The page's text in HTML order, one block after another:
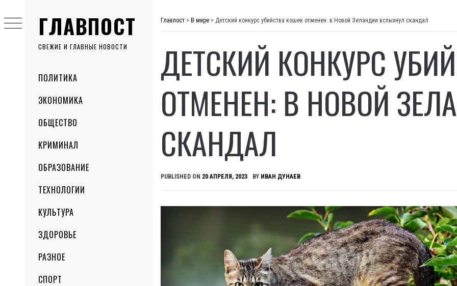
ГЛАВПОСТ
СВЕЖИЕ И ГЛАВНЫЕ НОВОСТИ
MenuПОЛИТИКА
ЭКОНОМИКА
ОБЩЕСТВО
КРИМИНАЛ
ОБРАЗОВАНИЕ
ТЕХНОЛОГИИ
КУЛЬТУРА
ЗДОРОВЬЕ
РАЗНОЕ
СПОРТ
to
content
Главпост > В мире > Детский конкурс убийства кошек отменен: в Новой Зеландии вспыхнул скандал
ДЕТСКИЙ КОНКУРС
ОТМЕНЕН: В НОВОЙ
СКАНДАЛ
PUBLISHED ON 20 АПРЕЛЯ, 2023 BY ИВАН ДУНАЕВ